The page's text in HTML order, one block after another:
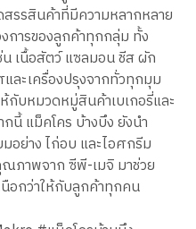
สรรสินค้าที่มีความหลากหลาย
การของลูกค้าทุกกลุ่ม ทั้ง
เนื้อสัตว์ แซลมอน ชีส ผัก
และเครื่องปรุงจากทั่วทุกมุม
กับหมวดหมู่สินค้าเบเกอรี่และ
นี้ แม็คโคร บ้างบึง ยังนำ
อย่าง ไก่อบ และไอศกรีม
ภาพจาก ซีพี-เมจิ มาช่วย
อกว่าให้กับลูกค้าทุกคน